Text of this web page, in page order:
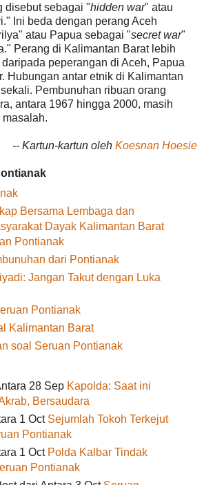
disebut sebagai "hidden war" atau
Ini beda dengan perang Aceh
atau Papua sebagai "secret war"
Perang di Kalimantan Barat lebih
peperangan di Aceh, Papua
Hubungan antar etnik di Kalimantan
Pembunuhan ribuan orang
antara 1967 hingga 2000, masih
-- Kartun-kartun oleh Koesnan Hoesie
Bersama Lembaga dan
Dayak Kalimantan Barat
Pontianak
dari Pontianak
Jangan Takut dengan Luka
Pontianak
Kalimantan Barat
soal Seruan Pontianak
28 SepKapolda: Saat ini
Bersaudara
1 Oct Sejumlah Tokoh Terkejut
Pontianak
1 Oct Polda Kalbar Tindak
Pontianak